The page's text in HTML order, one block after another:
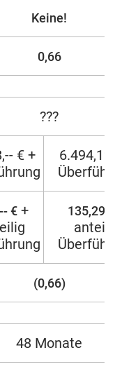
Keine!
0,66
???
€ +
6.494,12
€+
135,29 €
(0,66)
48 Monate